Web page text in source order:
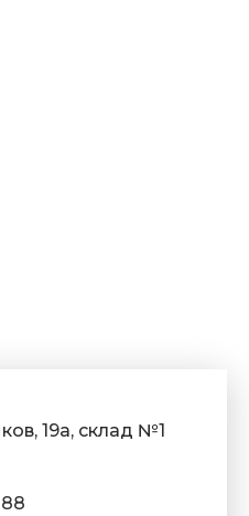
19а, склад №1
88